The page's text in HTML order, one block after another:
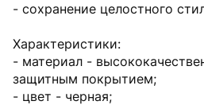
- сохранение целостного
Характеристики:
- материал -
защитным покрытием;
- цвет - черная;